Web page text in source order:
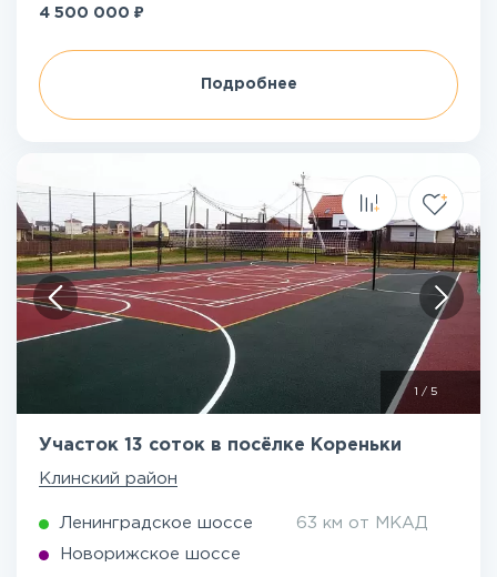
4 500 000 ₽
Подробнее
/ 5
Участок 13 соток в посёлке Кореньки
Клинский район
Ленинградское шоссе 63 км от МКАД
Новорижское шоссе